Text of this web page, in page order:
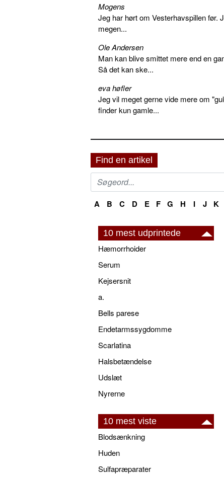
Mogens
Jeg har hørt om Vesterhavspillen før.
megen...
Ole Andersen
Man kan blive smittet mere end en
Så det kan ske...
eva høfler
Jeg vil meget gerne vide mere om
finder kun gamle...
Find en artikel
A B C D E F G H I J K
10 mest udprintede
Hæmorrhoider
Serum
Kejsersnit
a.
Bells parese
Endetarmssygdomme
Scarlatina
Halsbetændelse
Udslæt
Nyrerne
10 mest viste
Blodsænkning
Huden
Sulfapræparater